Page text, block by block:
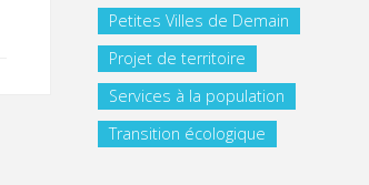
Petites Villes de Demain
Projet de territoire
Services à la population
Transition écologique